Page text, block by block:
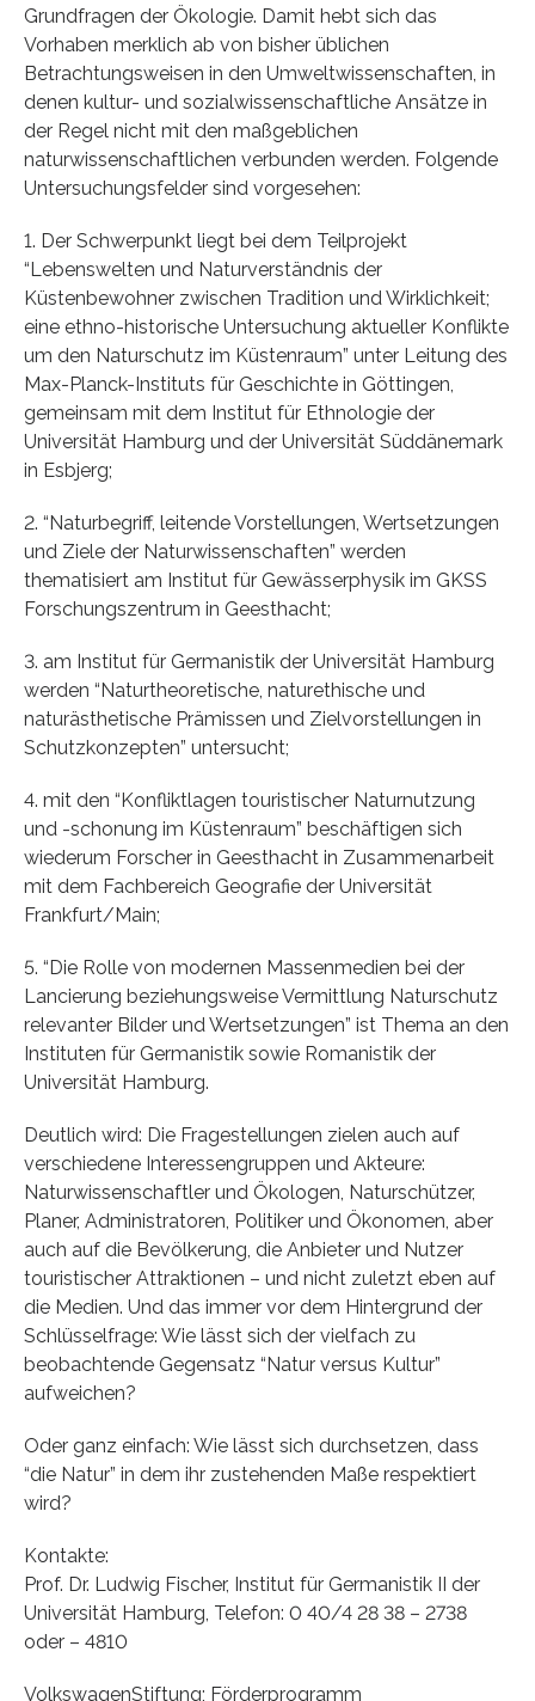
Grundfragen der Ökologie. Damit hebt sich das
Vorhaben merklich ab von bisher üblichen
Betrachtungsweisen in den Umweltwissenschaften, in
denen kultur- und sozialwissenschaftliche Ansätze in
der Regel nicht mit den maßgeblichen
naturwissenschaftlichen verbunden werden. Folgende
Untersuchungsfelder sind vorgesehen:
1. Der Schwerpunkt liegt bei dem Teilprojekt
“Lebenswelten und Naturverständnis der
Küstenbewohner zwischen Tradition und Wirklichkeit;
eine ethno-historische Untersuchung aktueller Konflikte
um den Naturschutz im Küstenraum” unter Leitung des
Max-Planck-Instituts für Geschichte in Göttingen,
gemeinsam mit dem Institut für Ethnologie der
Universität Hamburg und der Universität Süddänemark
in Esbjerg;
2. “Naturbegriff, leitende Vorstellungen, Wertsetzungen
und Ziele der Naturwissenschaften” werden
thematisiert am Institut für Gewässerphysik im GKSS
Forschungszentrum in Geesthacht;
3. am Institut für Germanistik der Universität Hamburg
werden “Naturtheoretische, naturethische und
naturästhetische Prämissen und Zielvorstellungen in
Schutzkonzepten” untersucht;
4. mit den “Konfliktlagen touristischer Naturnutzung
und -schonung im Küstenraum” beschäftigen sich
wiederum Forscher in Geesthacht in Zusammenarbeit
mit dem Fachbereich Geografie der Universität
Frankfurt/Main;
5. “Die Rolle von modernen Massenmedien bei der
Lancierung beziehungsweise Vermittlung Naturschutz
relevanter Bilder und Wertsetzungen” ist Thema an den
Instituten für Germanistik sowie Romanistik der
Universität Hamburg.
Deutlich wird: Die Fragestellungen zielen auch auf
verschiedene Interessengruppen und Akteure:
Naturwissenschaftler und Ökologen, Naturschützer,
Planer, Administratoren, Politiker und Ökonomen, aber
auch auf die Bevölkerung, die Anbieter und Nutzer
touristischer Attraktionen – und nicht zuletzt eben auf
die Medien. Und das immer vor dem Hintergrund der
Schlüsselfrage: Wie lässt sich der vielfach zu
beobachtende Gegensatz “Natur versus Kultur”
aufweichen?
Oder ganz einfach: Wie lässt sich durchsetzen, dass
“die Natur” in dem ihr zustehenden Maße respektiert
wird?
Kontakte:
Prof. Dr. Ludwig Fischer, Institut für Germanistik II der
Universität Hamburg, Telefon: 0 40/4 28 38 – 2738
oder – 4810
VolkswagenStiftung; Förderprogramm